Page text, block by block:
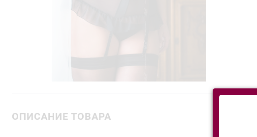
ОПИСАНИЕ ТОВАРА